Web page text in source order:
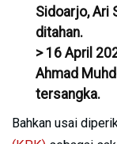
Sidoarjo, Ari
ditahan.
> 16 April
Ahmad
tersangka.
Bahkan usai